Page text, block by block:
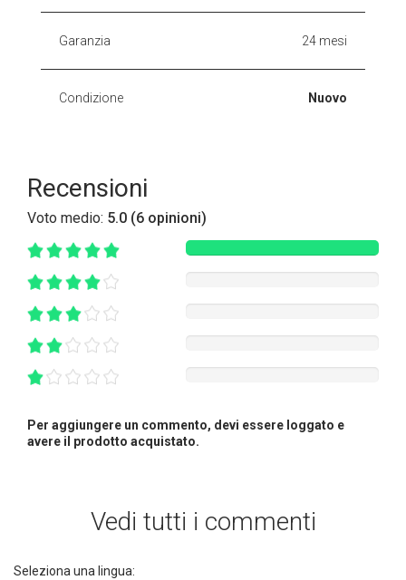
Garanzia 24 mesi
Condizione Nuovo
Recensioni
Voto medio: 5.0 (6 opinioni)
Per aggiungere un commento, devi essere loggato e
avere il prodotto acquistato.
Vedi tutti i commenti
Seleziona una lingua: